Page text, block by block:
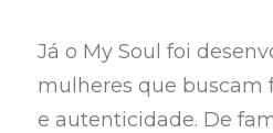
Já o My Soul foi
mulheres que buscam
e autenticidade. De